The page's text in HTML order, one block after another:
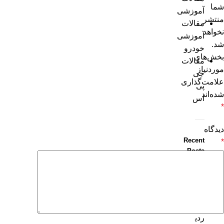
شما
منتشر
نخواهد
شد.
بخش‌های
موردنیاز
علامت‌گذاری
شده‌اند
*
دیدگاه
*
آموزشی
مقالات
آموزشی
خودرو
مقالات
جی
پی
اس
Recent
Posts
ردی